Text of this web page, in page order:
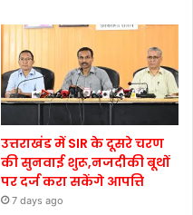
उत्तराखंड में SIR के दूसरे चरण
की सुनवाई शुरू,नजदीकी बूथों
पर दर्ज करा सकेंगे आपत्ति
7 days ago